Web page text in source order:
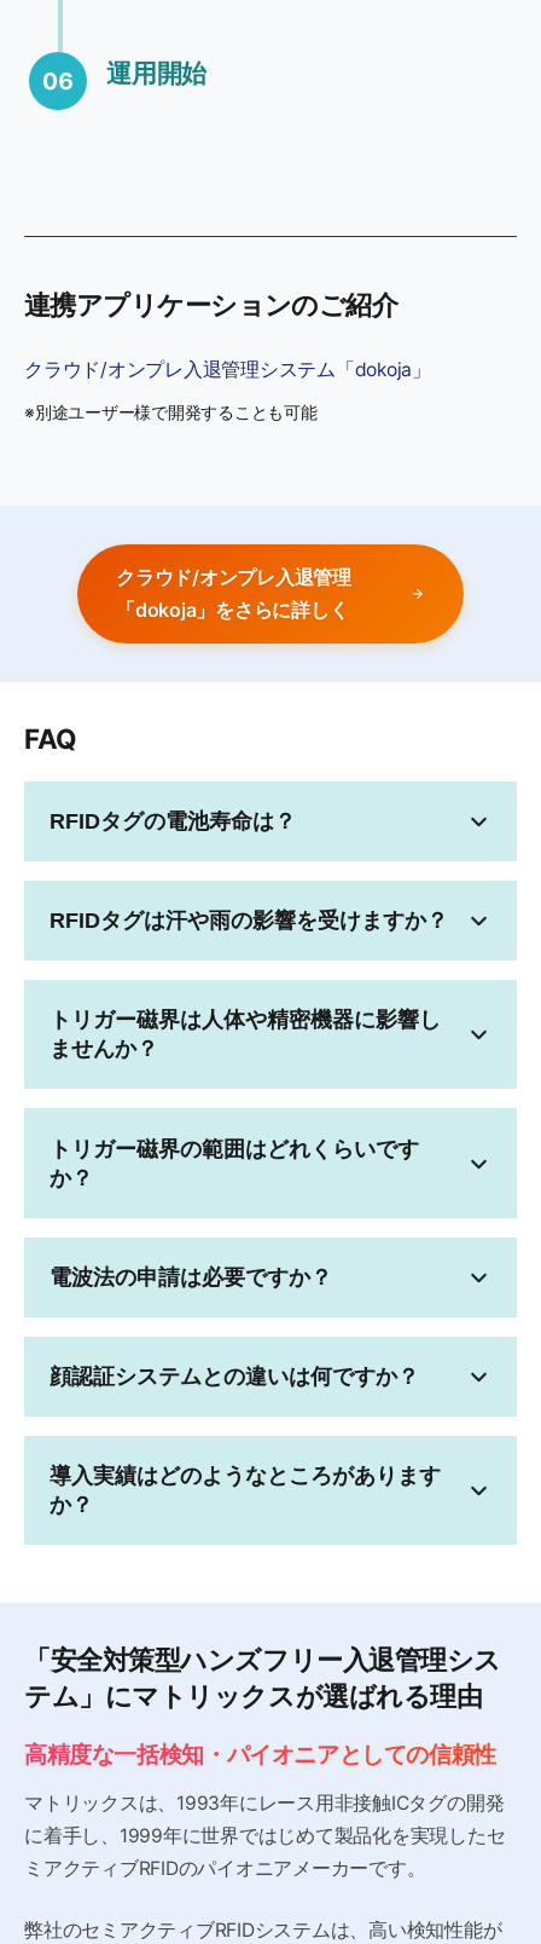
06 運用開始
連携アプリケーションのご紹介
クラウド/オンプレ入退管理システム「dokoja」
※別途ユーザー様で開発することも可能
クラウド/オンプレ入退管理
「dokoja」をさらに詳しく
FAQ
RFIDタグの電池寿命は？
RFIDタグは汗や雨の影響を受けますか？
トリガー磁界は人体や精密機器に影響し
ませんか？
トリガー磁界の範囲はどれくらいです
か？
電波法の申請は必要ですか？
顔認証システムとの違いは何ですか？
導入実績はどのようなところがあります
か？
「安全対策型ハンズフリー入退管理シス
テム」にマトリックスが選ばれる理由
高精度な一括検知・パイオニアとしての信頼性
マトリックスは、1993年にレース用非接触ICタグの開発
に着手し、1999年に世界ではじめて製品化を実現したセ
ミアクティブRFIDのパイオニアメーカーです。
弊社のセミアクティブRFIDシステムは、高い検知性能が